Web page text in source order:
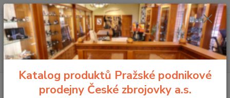
Menu
Hledat
+420 225 375 800
Příslušenství, doplňky a náhradní díly
Pro dlouhé zbraně
Náhradní díly
CZ 455
Kompenzátor pro tenkostěnnou hlaveň se závitem
Katalog produktů Pražské podnikové
prodejny České zbrojovky a.s.